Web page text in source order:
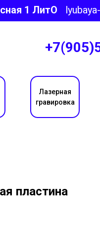
1 ЛитО
Лазерная
гравировка
пластина